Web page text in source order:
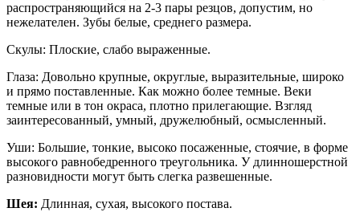
распространяющийся на 2-3 пары резцов, допустим, но
нежелателен. Зубы белые, среднего размера.
Скулы: Плоские, слабо выраженные.
Глаза: Довольно крупные, округлые, выразительные, широко
и прямо поставленные. Как можно более темные. Веки
темные или в тон окраса, плотно прилегающие. Взгляд
заинтересованный, умный, дружелюбный, осмысленный.
Уши: Большие, тонкие, высоко посаженные, стоячие, в форме
высокого равнобедренного треугольника. У длинношерстной
разновидности могут быть слегка развешенные.
Шея: Длинная, сухая, высокого постава.